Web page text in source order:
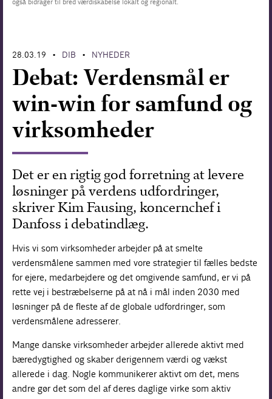
28.03.19 • DIB • NYHEDER
Debat: Verdensmål er
win-win for samfund og
virksomheder
Det er en rigtig god forretning at levere
løsninger på verdens udfordringer,
skriver Kim Fausing, koncernchef i
Danfoss i debatindlæg.
Hvis vi som virksomheder arbejder på at smelte
verdensmålene sammen med vore strategier til fælles bedste
for ejere, medarbejdere og det omgivende samfund, er vi på
rette vej i bestræbelserne på at nå i mål inden 2030 med
løsninger på de fleste af de globale udfordringer, som
verdensmålene adresserer.
Mange danske virksomheder arbejder allerede aktivt med
bæredygtighed og skaber derigennem værdi og vækst
allerede i dag. Nogle kommunikerer aktivt om det, mens
andre gør det som del af deres daglige virke som aktiv